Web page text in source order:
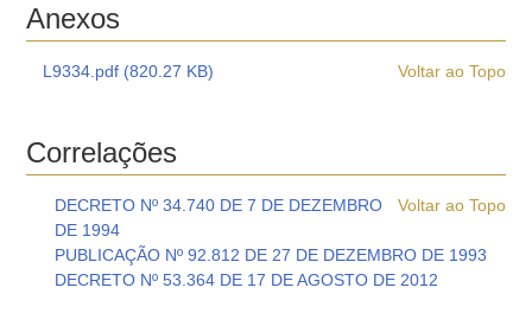
Anexos
Voltar ao Topo
L9334.pdf (820.27 KB)
Correlações
Voltar ao Topo
DECRETO Nº 34.740 DE 7 DE DEZEMBRO
DE 1994
PUBLICAÇÃO Nº 92.812 DE 27 DE DEZEMBRO DE 1993
DECRETO Nº 53.364 DE 17 DE AGOSTO DE 2012